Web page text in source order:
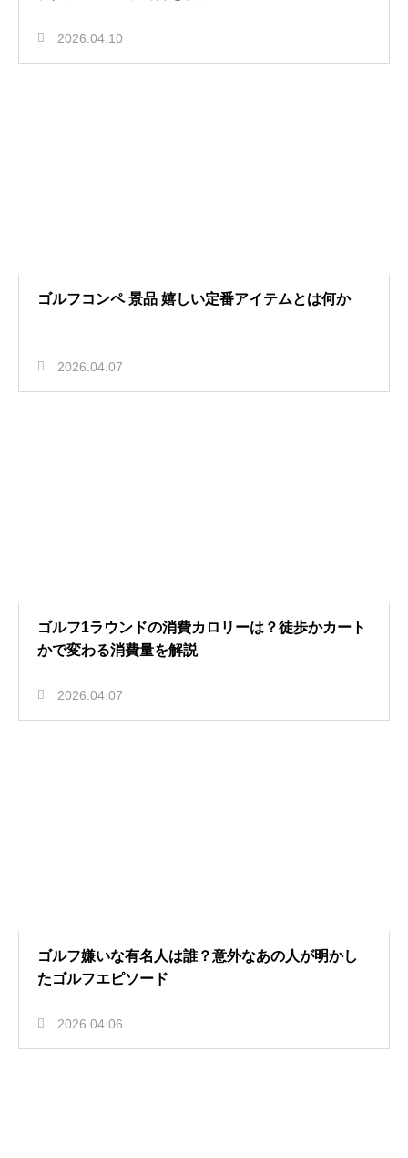
2026.04.10
ゴルフコンペ 景品 嬉しい定番アイテムとは何か
2026.04.07
ゴルフ1ラウンドの消費カロリーは？徒歩かカート
かで変わる消費量を解説
2026.04.07
ゴルフ嫌いな有名人は誰？意外なあの人が明かし
たゴルフエピソード
2026.04.06